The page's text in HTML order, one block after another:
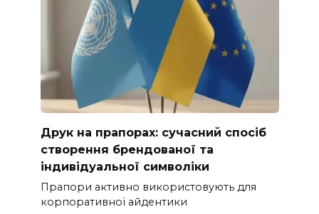
Друк на прапорах: сучасний спосіб
створення брендованої та
індивідуальної символіки
Прапори активно використовують для
корпоративної айдентики